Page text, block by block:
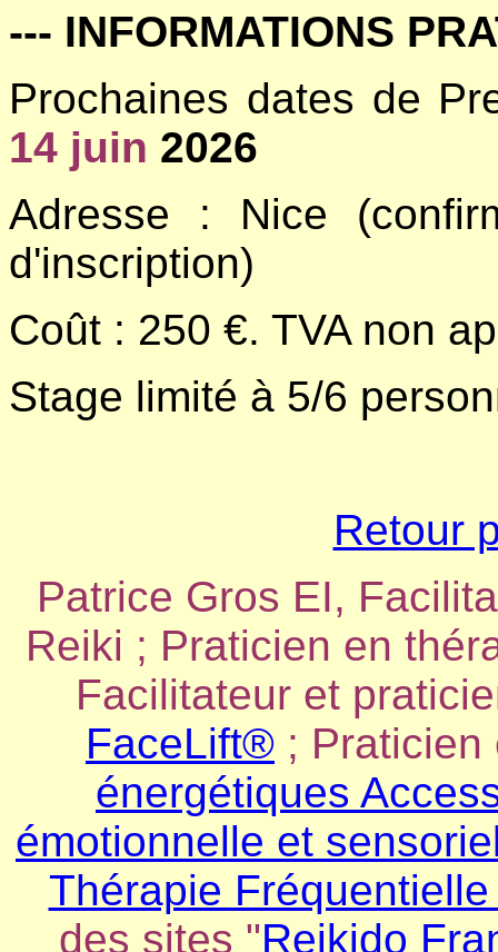
--- INFORMATIONS
Prochaines dates de
14 juin 2026
Adresse : Nice
d'inscription)
Coût : 250 €. TVA non
Stage limité à 5/6
Retour
Patrice Gros EI,
Reiki ; Praticien en
Facilitateur et
FaceLift® ;
énergétiques
émotionnelle et
Thérapie
des sites "Reikido